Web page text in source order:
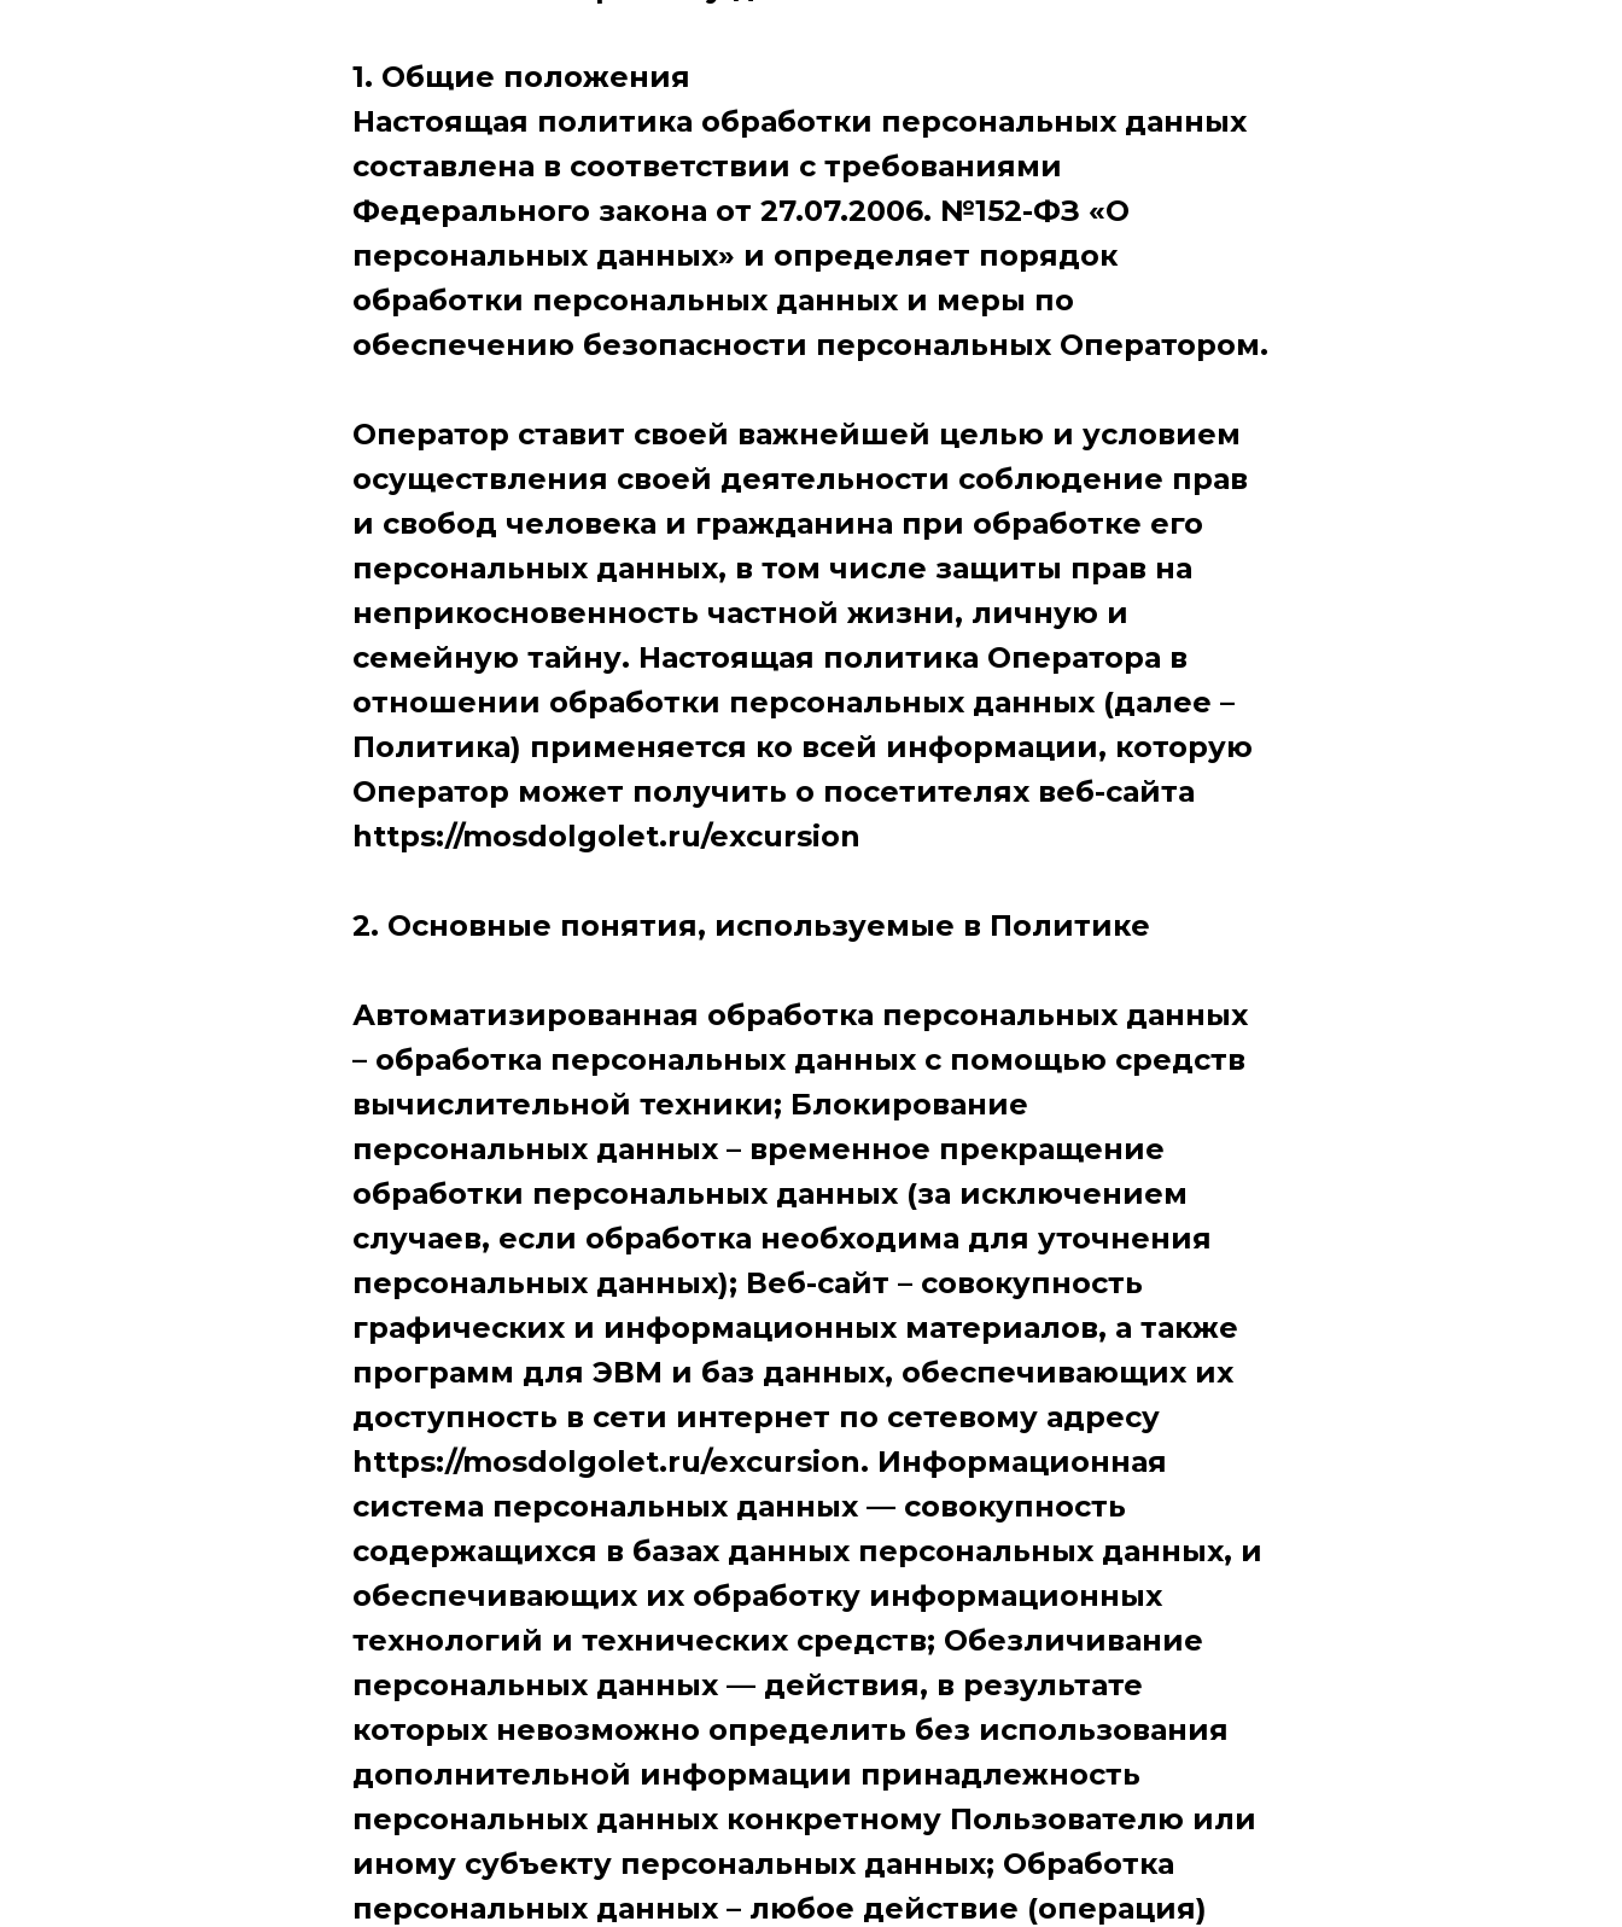
1. Общие положения
Настоящая политика обработки персональных данных
составлена в соответствии с требованиями
Федерального закона от 27.07.2006. №152-ФЗ «О
персональных данных» и определяет порядок
обработки персональных данных и меры по
обеспечению безопасности персональных Оператором.
Оператор ставит своей важнейшей целью и условием
осуществления своей деятельности соблюдение прав
и свобод человека и гражданина при обработке его
персональных данных, в том числе защиты прав на
неприкосновенность частной жизни, личную и
семейную тайну. Настоящая политика Оператора в
отношении обработки персональных данных (далее –
Политика) применяется ко всей информации, которую
Оператор может получить о посетителях веб-сайта
https://mosdolgolet.ru/excursion
2. Основные понятия, используемые в Политике
Автоматизированная обработка персональных данных
– обработка персональных данных с помощью средств
вычислительной техники; Блокирование
персональных данных – временное прекращение
обработки персональных данных (за исключением
случаев, если обработка необходима для уточнения
персональных данных); Веб-сайт – совокупность
графических и информационных материалов, а также
программ для ЭВМ и баз данных, обеспечивающих их
доступность в сети интернет по сетевому адресу
https://mosdolgolet.ru/excursion. Информационная
система персональных данных — совокупность
содержащихся в базах данных персональных данных, и
обеспечивающих их обработку информационных
технологий и технических средств; Обезличивание
персональных данных — действия, в результате
которых невозможно определить без использования
дополнительной информации принадлежность
персональных данных конкретному Пользователю или
иному субъекту персональных данных; Обработка
персональных данных – любое действие (операция)